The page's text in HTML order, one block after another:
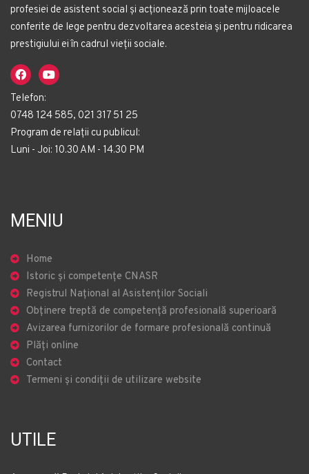
profesiei de asistent social și acționează prin toate mijloacele
conferite de lege pentru dezvoltarea acesteia și pentru ridicarea
prestigiului ei în cadrul vieții sociale.
Telefon:
0748 124 585, 021 317 51 25
Program de relații cu publicul:
Luni - Joi: 10.30 AM - 14.30 PM
MENIU
Home
Istoric și competențe CNASR
Registrul Național al Asistenților Sociali
Obținere treptă de competență profesională superioară
Avizarea furnizorilor de formare profesională continuă
Plăți online
Contact
Termeni și condiții de utilizare website
UTILE